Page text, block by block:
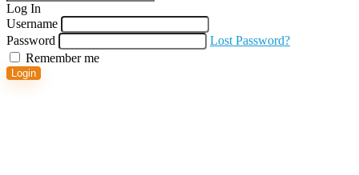
Log In
Username
Password
Lost Password?
Remember me
Login